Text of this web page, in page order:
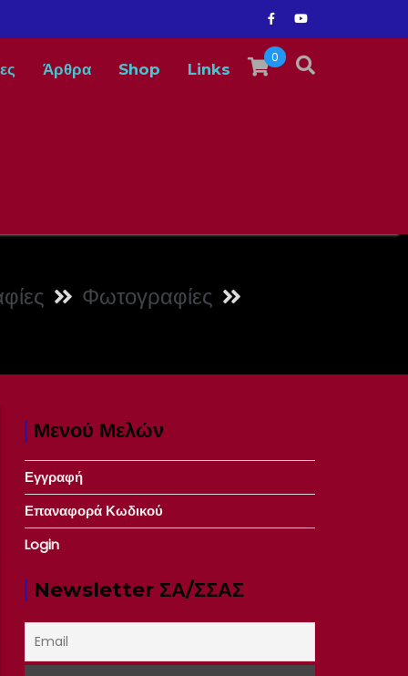
0
Άρθρα Shop Links
Φωτογραφίες
Μενού Μελών
Εγγραφή
Επαναφορά Κωδικού
Login
Newsletter ΣΑ/ΣΣΑΣ